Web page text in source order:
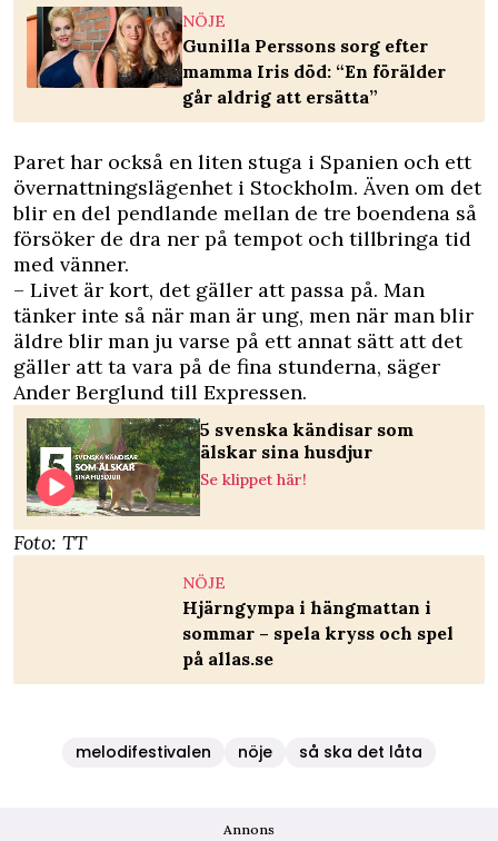
NÖJE
Gunilla Perssons sorg efter
mamma Iris död: “En förälder
går aldrig att ersätta”
Paret har också en liten stuga i Spanien och ett
övernattningslägenhet i Stockholm. Även om det
blir en del pendlande mellan de tre boendena så
försöker de dra ner på tempot och tillbringa tid
med vänner.
– Livet är kort, det gäller att passa på. Man
tänker inte så när man är ung, men när man blir
äldre blir man ju varse på ett annat sätt att det
gäller att ta vara på de fina stunderna, säger
Ander Berglund till Expressen.
5 svenska kändisar som
älskar sina husdjur
Se klippet här!
Foto: TT
NÖJE
Hjärngympa i hängmattan i
sommar – spela kryss och spel
på allas.se
melodifestivalen nöje så ska det låta
Annons